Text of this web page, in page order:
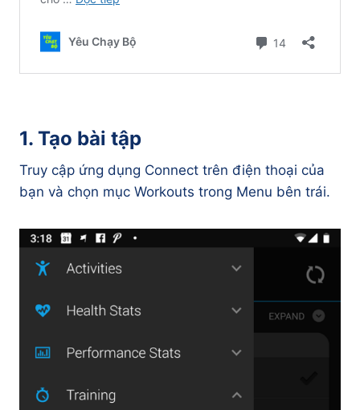
1. Tạo bài tập
Truy cập ứng dụng Connect trên điện thoại của
bạn và chọn mục Workouts trong Menu bên trái.